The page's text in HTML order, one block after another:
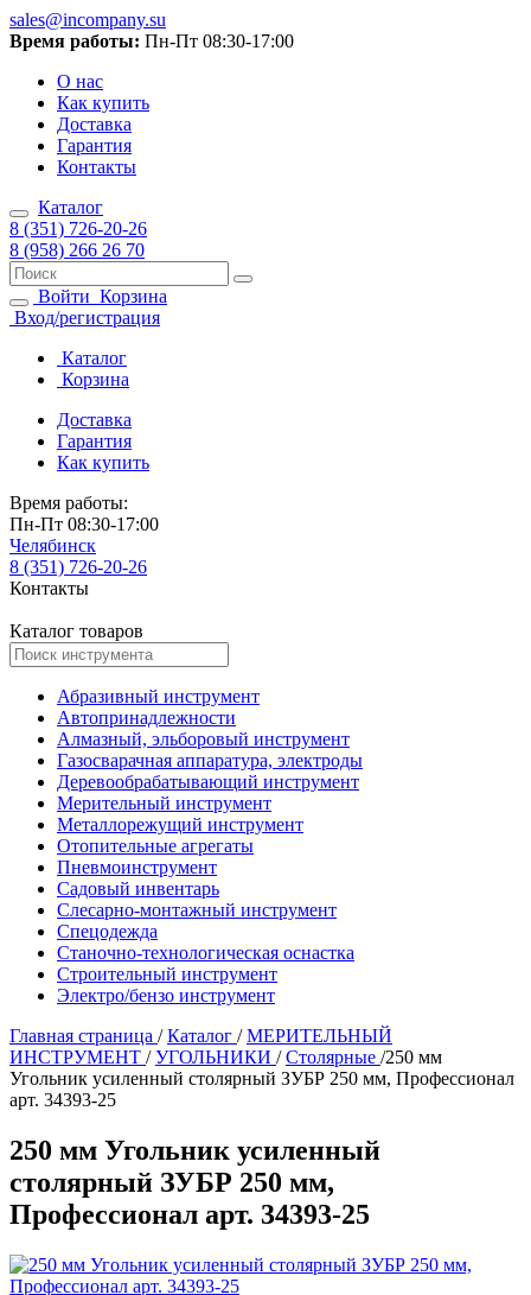
sales@incompany.su
Время работы: Пн-Пт 08:30-17:00
О нас
Как купить
Доставка
Гарантия
Контакты
Каталог
8 (351) 726-20-26
8 (958) 266 26 70
Войти Корзина
Вход/регистрация
Каталог
Корзина
Доставка
Гарантия
Как купить
Время работы:
Пн-Пт 08:30-17:00
Челябинск
8 (351) 726-20-26
Контакты
Каталог товаров
Абразивный инструмент
Автопринадлежности
Алмазный, эльборовый инструмент
Газосварачная аппаратура, электроды
Деревообрабатывающий инструмент
Мерительный инструмент
Металлорежущий инструмент
Отопительные агрегаты
Пневмоинструмент
Садовый инвентарь
Слесарно-монтажный инструмент
Спецодежда
Станочно-технологическая оснастка
Строительный инструмент
Электро/бензо инструмент
Главная страница / Каталог / МЕРИТЕЛЬНЫЙ
ИНСТРУМЕНТ / УГОЛЬНИКИ / Столярные /250 мм
Угольник усиленный столярный ЗУБР 250 мм, Профессионал
арт. 34393-25
250 мм Угольник усиленный
столярный ЗУБР 250 мм,
Профессионал арт. 34393-25